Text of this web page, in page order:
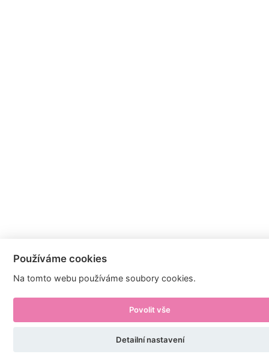
Používáme cookies
Na tomto webu používáme soubory cookies.
Povolit vše
Detailní nastavení